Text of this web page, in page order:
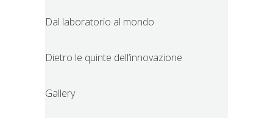
Dal laboratorio al mondo
Dietro le quinte dell’innovazione
Gallery